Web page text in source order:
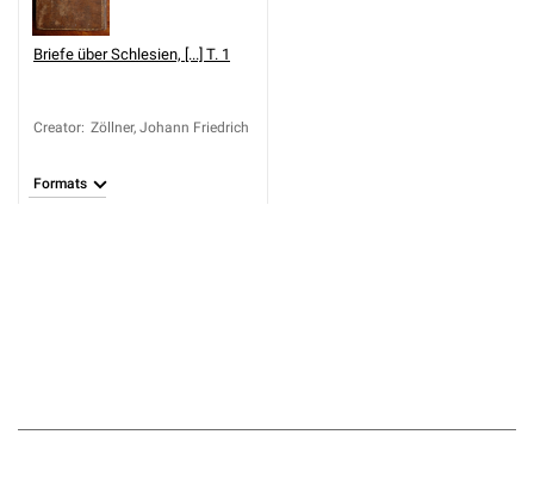
Briefe über Schlesien, [...] T. 1
Creator: Zöllner, Johann Friedrich
Formats